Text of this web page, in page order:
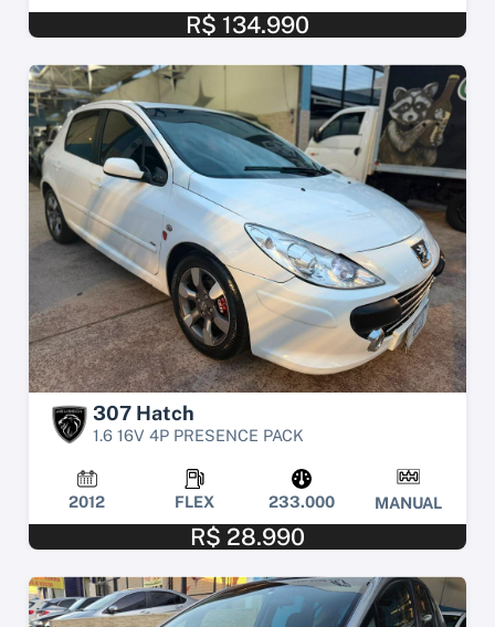
R$ 134.990
307 Hatch
1.6 16V 4P PRESENCE PACK
2012 FLEX 233.000 MANUAL
R$ 28.990